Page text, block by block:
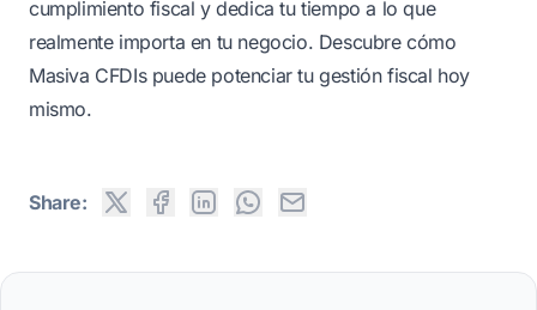
cumplimiento fiscal y dedica tu tiempo a lo que
realmente importa en tu negocio. Descubre cómo
Masiva CFDIs puede potenciar tu gestión fiscal hoy
mismo.
Share: